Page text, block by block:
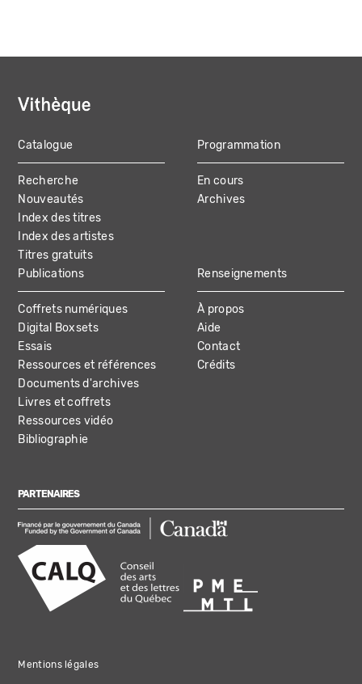
MAIN
NAVIGATION
Catalogue
Recherche
Nouveautés
Index des titres
Index des artistes
Titres gratuits
Programmation
En cours
Archives
Publications
Coffrets numériques
Digital Boxsets
Essais
Ressources et références
Documents d'archives
Livres et coffrets
Ressources vidéo
Bibliographie
Renseignements
À propos
Aide
Contact
Crédits
PARTENAIRES
Mentions légales